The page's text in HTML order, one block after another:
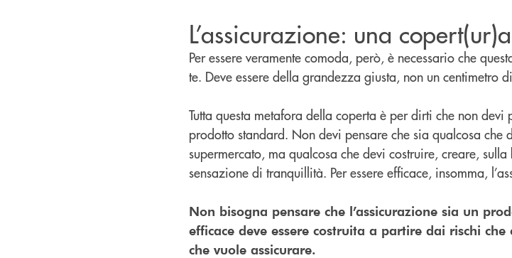
L’assicurazione: una
Per essere veramente comoda, però, è necessario che
te. Deve essere della grandezza giusta, non un centimetro
Tutta questa metafora della coperta è per dirti che non devi
prodotto standard. Non devi pensare che sia qualcosa che
supermercato, ma qualcosa che devi costruire, creare,
sensazione di tranquillità. Per essere efficace, insomma,
Non bisogna pensare che l’assicurazione sia un
efficace deve essere costruita a partire dai rischi
che vuole assicurare.